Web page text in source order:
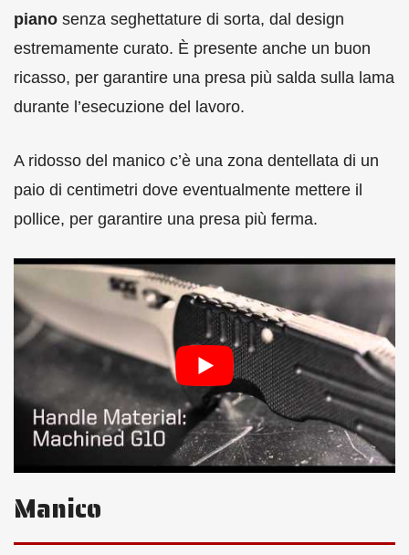
piano senza seghettature di sorta, dal design
estremamente curato. È presente anche un buon
ricasso, per garantire una presa più salda sulla lama
durante l’esecuzione del lavoro.
A ridosso del manico c’è una zona dentellata di un
paio di centimetri dove eventualmente mettere il
pollice, per garantire una presa più ferma.
Manico